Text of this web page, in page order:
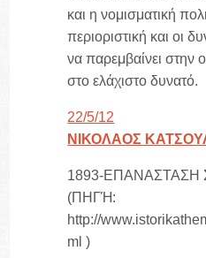
και η νομισματική
περιοριστική και οι
να παρεμβαίνει στην
στο ελάχιστο δυνατό.
22/5/12
ΝΙΚΟΛΑΟΣ
1893-ΕΠΑΝΑΣΤΑΣΗ
(ΠΗΓΉ:
http://
ml )